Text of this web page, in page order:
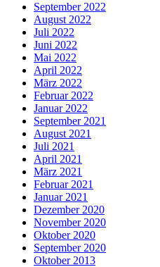
September 2022
August 2022
Juli 2022
Juni 2022
Mai 2022
April 2022
März 2022
Februar 2022
Januar 2022
September 2021
August 2021
Juli 2021
April 2021
März 2021
Februar 2021
Januar 2021
Dezember 2020
November 2020
Oktober 2020
September 2020
Oktober 2013